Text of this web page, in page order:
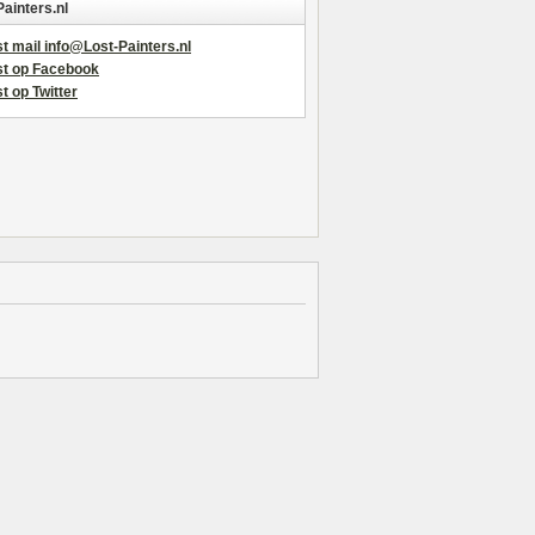
mail info@Lost-Painters.nl
op Facebook
op Twitter